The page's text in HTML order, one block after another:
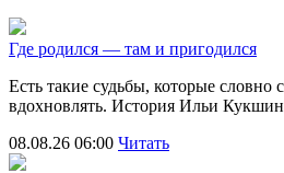
Где родился — там и пригодился
Есть такие судьбы, которые словно
вдохновлять. История Ильи
08.08.26 06:00 Читать